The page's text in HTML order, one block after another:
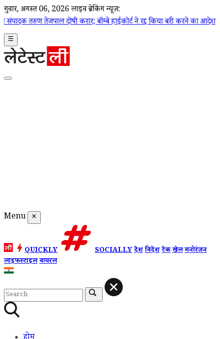
गुरूवार, अगस्त 06, 2026 लाइव ब्रेकिंग न्यूज़:
दोषी करार; बॉम्बे हाईकोर्ट ने रद्द किया बरी करने का आदेश|Tarun
☰
Menu ✕
QUICKLY SOCIALLYदेशविदेशटेकखेलमनोरंजन
लाइफस्टाइलवायरल